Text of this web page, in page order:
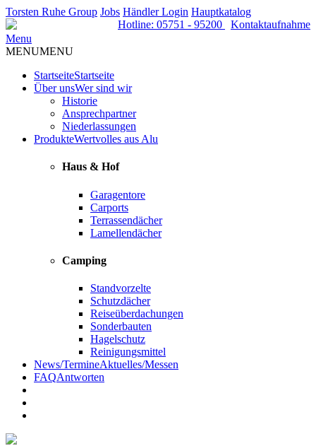
Torsten Ruhe Group Jobs Händler Login Hauptkatalog
Hotline: 05751 - 95200
Kontaktaufnahme
Menu
MENUMENU
StartseiteStartseite
Über unsWer sind wir
Historie
Ansprechpartner
Niederlassungen
ProdukteWertvolles aus Alu
Haus & Hof
Garagentore
Carports
Terrassendächer
Lamellendächer
Camping
Standvorzelte
Schutzdächer
Reiseüberdachungen
Sonderbauten
Hagelschutz
Reinigungsmittel
News/TermineAktuelles/Messen
FAQAntworten